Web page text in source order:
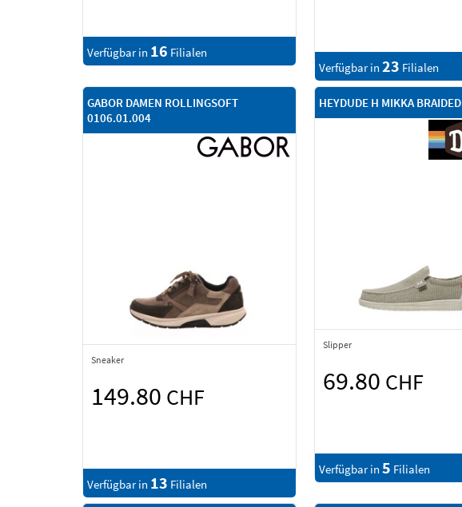
Verfügbar in 16 Filialen
Verfügbar in 23 Filialen
GABOR DAMEN ROLLINGSOFT
0106.01.004
Sneaker
149.80 CHF
Verfügbar in 13 Filialen
HEYDUDE H MIKKA BRAIDED
Slipper
69.80 CHF
Verfügbar in 5 Filialen